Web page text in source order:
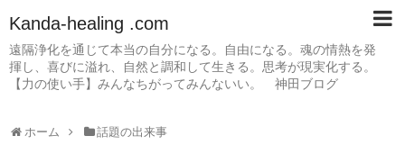
Kanda-healing .com
遠隔浄化を通じて本当の自分になる。自由になる。魂の情熱を発
揮し、喜びに溢れ、自然と調和して生きる。思考が現実化する。
【力の使い手】みんなちがってみんないい。 神田ブログ
ホーム 話題の出来事